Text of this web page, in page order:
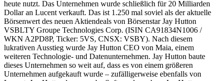
heute nutzt. Das Unternehmen wurde schließlich für 20 Milliarden
Dollar an Lucent verkauft. Das ist 1.250 mal soviel als der aktuelle
Börsenwert des neuen Aktiendeals von Börsenstar Jay Hutton
VSBLTY Groupe Technologies Corp. (ISIN CA91834N1006 /
WKN A2PD8P, Ticker: 5VS, CNSX: VSBY). Nach diesem
lukrativen Ausstieg wurde Jay Hutton CEO von Maia, einem
weiteren Technologie- und Datenunternehmen. Jay Hutton baute
dieses Unternehmen so weit auf, dass es von einem größeren
Unternehmen aufgekauft wurde – zufälligerweise ebenfalls von